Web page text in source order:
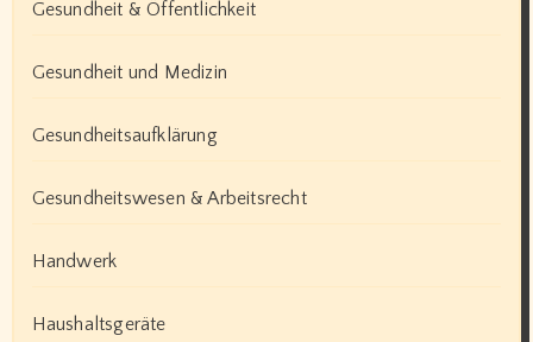
Gesundheit & Öffentlichkeit
Gesundheit und Medizin
Gesundheitsaufklärung
Gesundheitswesen & Arbeitsrecht
Handwerk
Haushaltsgeräte